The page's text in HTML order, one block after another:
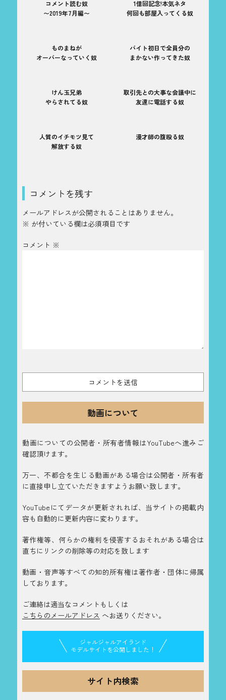
コメント読む奴
〜2019年7月編〜
1億回記念!本気ネタ
何回も部屋入ってくる奴
ものまねが
オーバーなっていく奴
バイト初日で全員分の
まかない作ってきた奴
けん玉兄弟
やらされてる奴
取引先との大事な会議中に
友達に電話する奴
人質のイチモツ見て
解放する奴
漫才師の腹殴る奴
コメントを残す
メールアドレスが公開されることはありません。
※ が付いている欄は必須項目です
コメント ※
動画について
動画についての公開者・所有者情報はYouTubeへ進みご
確認頂けます。
万一、不都合を生じる動画がある場合は公開者・所有者
に直接申し立ていただきますようお願い致します。
YouTubeにてデータが更新されれば、当サイトの掲載内
容も自動的に更新内容に変わります。
著作権等、何らかの権利を侵害するおそれがある場合は
直ちにリンクの削除等の対応を致します
動画・音声等すべての知的所有権は著作者・団体に帰属
しております。
ご連絡は適当なコメントもしくは
こちらのメールアドレス へお送りください。
ジャルジャルアイランド
モデルサイトを公開しました！
サイト内検索